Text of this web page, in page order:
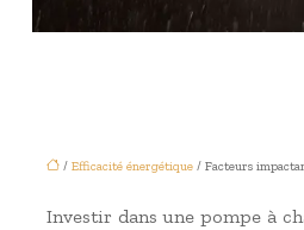
/ Efficacité énergétique/ Facteurs
Investir dans une pompe à